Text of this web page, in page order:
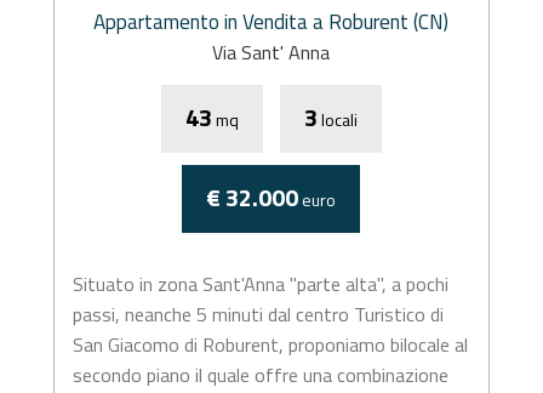
Appartamento in Vendita a Roburent (CN)
Via Sant' Anna
43mq 3locali
€ 32.000euro
Situato in zona Sant'Anna "parte alta", a pochi
passi, neanche 5 minuti dal centro Turistico di
San Giacomo di Roburent, proponiamo bilocale al
secondo piano il quale offre una combinazione